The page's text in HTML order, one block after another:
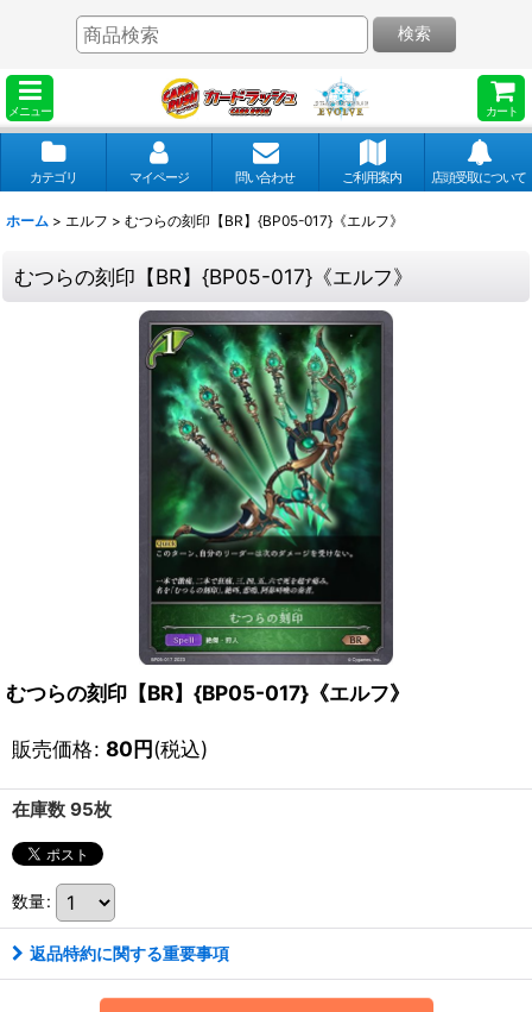
メニュー カート
検索
カテゴリ マイページ 問い合わせ ご利用案内 店頭受取について
ホーム > エルフ > むつらの刻印【BR】{BP05-017}《エルフ》
むつらの刻印【BR】{BP05-017}《エルフ》
むつらの刻印【BR】{BP05-017}《エルフ》
販売価格: 80円(税込)
在庫数 95枚
数量:
返品特約に関する重要事項